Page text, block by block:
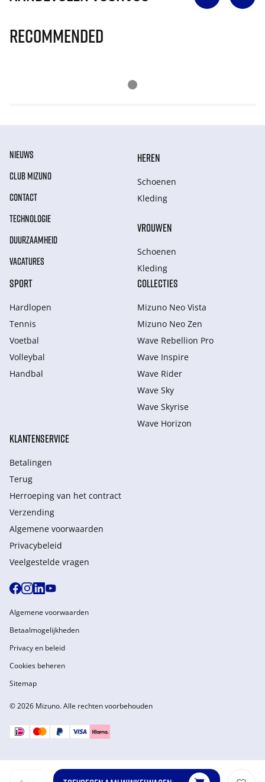
Recommended
NIEUWS
CLUB MIZUNO
CONTACT
TECHNOLOGIE
DUURZAAMHEID
VACATURES
HEREN
Schoenen
Kleding
VROUWEN
Schoenen
Kleding
SPORT
Hardlopen
Tennis
Voetbal
Volleybal
Handbal
COLLECTIES
Mizuno Neo Vista
Mizuno Neo Zen
Wave Rebellion Pro
Wave Inspire
Wave Rider
Wave Sky
Wave Skyrise
Wave Horizon
KLANTENSERVICE
Betalingen
Terug
Herroeping van het contract
Verzending
Algemene voorwaarden
Privacybeleid
Veelgestelde vragen
© 2026 Mizuno. Alle rechten voorbehouden
Algemene voorwaarden
Betaalmogelijkheden
Privacy en beleid
Cookies beheren
Sitemap